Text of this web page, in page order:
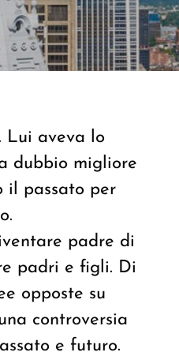
Lui aveva lo
dubbio migliore
il passato per
padre di
padri e figli. Di
opposte su
controversia
e futuro.